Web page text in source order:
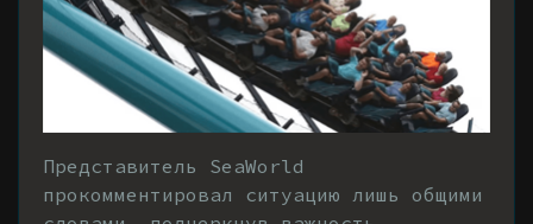
Представитель SeaWorld
прокомментировал ситуацию лишь общими